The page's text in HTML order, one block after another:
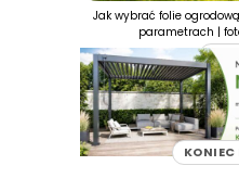
Jak wybrać folie
parametrach |
KONIEC